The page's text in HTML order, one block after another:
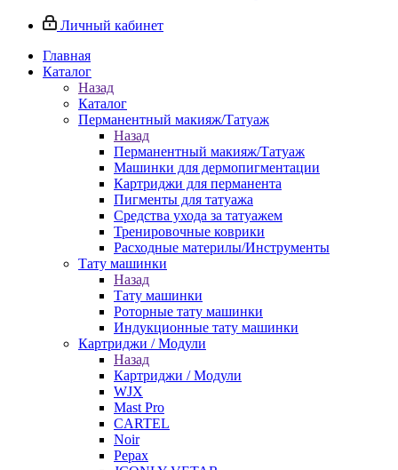
Личный кабинет
Главная
Каталог
Назад
Каталог
Перманентный макияж/Татуаж
Назад
Перманентный макияж/Татуаж
Машинки для дермопигментации
Картриджи для перманента
Пигменты для татуажа
Средства ухода за татуажем
Тренировочные коврики
Расходные материлы/Инструменты
Тату машинки
Назад
Тату машинки
Роторные тату машинки
Индукционные тату машинки
Картриджи / Модули
Назад
Картриджи / Модули
WJX
Mast Pro
CARTEL
Noir
Pepax